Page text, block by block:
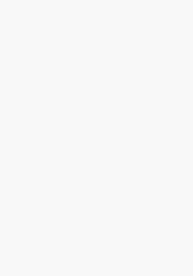
不靠规模取胜，华